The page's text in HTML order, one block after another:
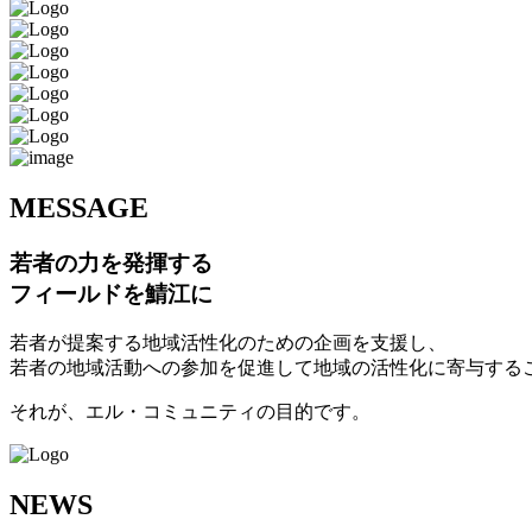
MESSAGE
若者の力を発揮する
フィールドを鯖江に
若者が提案する地域活性化のための企画を支援し、
若者の地域活動への参加を促進して地域の活性化に寄与する
それが、エル・コミュニティの目的です。
NEWS